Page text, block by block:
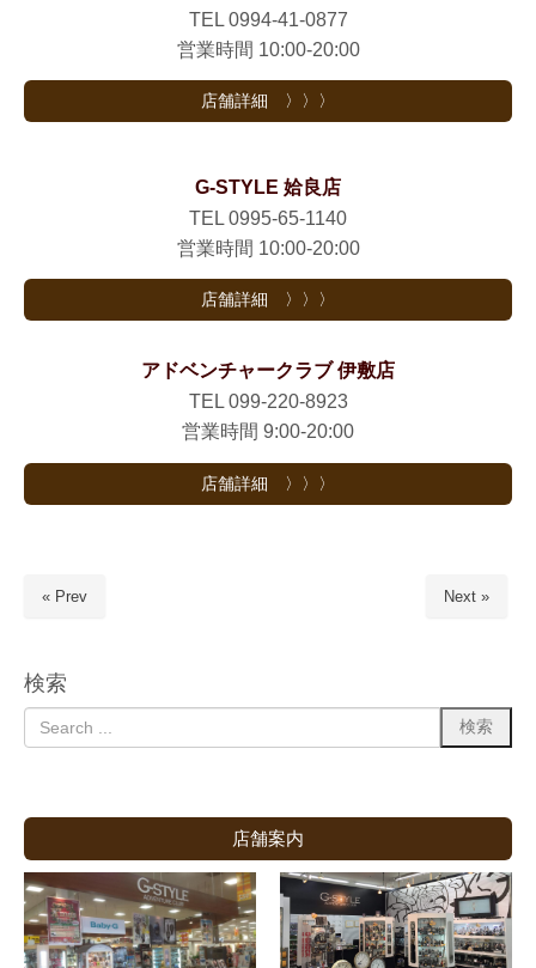
TEL 0994-41-0877
営業時間 10:00-20:00
店舗詳細 〉〉〉
G-STYLE 姶良店
TEL 0995-65-1140
営業時間 10:00-20:00
店舗詳細 〉〉〉
アドベンチャークラブ 伊敷店
TEL 099-220-8923
営業時間 9:00-20:00
店舗詳細 〉〉〉
« Prev Next »
検索
店舗案内